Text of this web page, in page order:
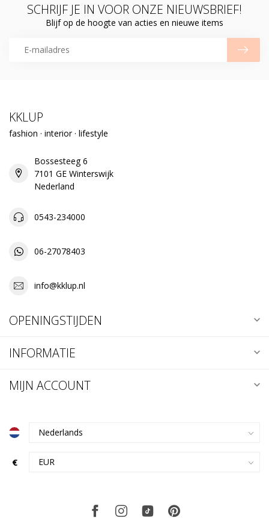
SCHRIJF JE IN VOOR ONZE NIEUWSBRIEF!
Blijf op de hoogte van acties en nieuwe items
KKLUP
fashion · interior · lifestyle
Bossesteeg 6
7101 GE Winterswijk
Nederland
0543-234000
06-27078403
info@kklup.nl
OPENINGSTIJDEN
INFORMATIE
MIJN ACCOUNT
€